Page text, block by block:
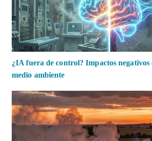
¿IA fuera de control? Impactos negativos
medio ambiente